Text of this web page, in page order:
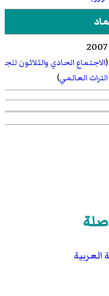
2007
(الاجتماع الحادي والثلاثون
التراث العالمي)